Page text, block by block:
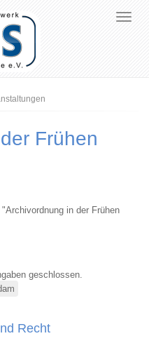
Frühen
in der Frühen
geschlossen.
Recht